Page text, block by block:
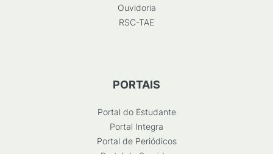
Ouvidoria
RSC-TAE
PORTAIS
Portal do Estudante
Portal Integra
Portal de Periódicos